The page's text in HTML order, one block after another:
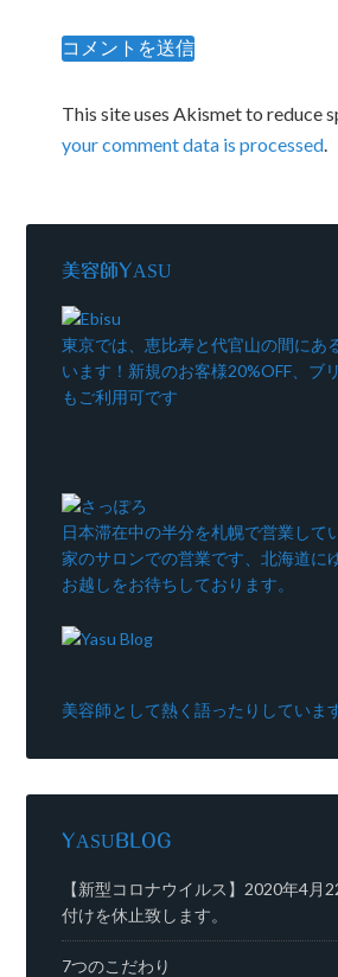
This site uses Akismet to reduce
your comment data is processed.
美容師YASU
東京では、恵比寿と代官山の間にあ
います！新規のお客様20%OFF、ブ
もご利用可です
日本滞在中の半分を札幌で営業して
家のサロンでの営業です、北海道に
お越しをお待ちしております。
美容師として熱く語ったりしていま
YASUBLOG
【新型コロナウイルス】2020年4月
付けを休止致します。
7つのこだわり